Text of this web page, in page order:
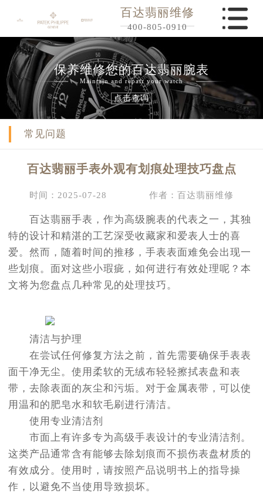
百达翡丽维修
400-805-0910
保养维修您的百达翡丽腕表
Maintain and repair your watch
点击查询
常见问题
百达翡丽手表外观有划痕处理技巧盘点
时间：2025-07-28 作者：百达翡丽维修
百达翡丽手表，作为高级腕表的代表之一，其独
特的设计和精湛的工艺深受收藏家和爱表人士的喜
爱。然而，随着时间的推移，手表表面难免会出现一
些划痕。面对这些小瑕疵，如何进行有效处理呢？本
文将为您盘点几种常见的处理技巧。
清洁与护理
在尝试任何修复方法之前，首先需要确保手表表
面干净无尘。使用柔软的无绒布轻轻擦拭表盘和表
带，去除表面的灰尘和污垢。对于金属表带，可以使
用温和的肥皂水和软毛刷进行清洁。
使用专业清洁剂
市面上有许多专为高级手表设计的专业清洁剂。
这类产品通常含有能够去除划痕而不损伤表盘材质的
有效成分。使用时，请按照产品说明书上的指导操
作，以避免不当使用导致损坏。